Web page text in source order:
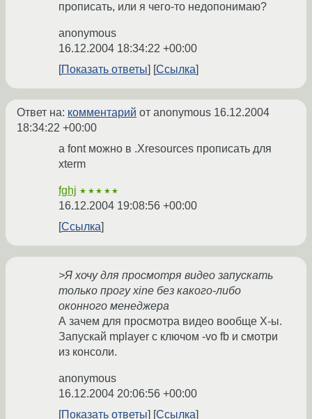
прописать, или я чего-то недопонимаю?
anonymous
16.12.2004 18:34:22 +00:00
Показать ответы
Ссылка
Ответ на: комментарий от anonymous 16.12.2004
18:34:22 +00:00
а font можно в .Xresources прописать для
xterm
fghj ★★★★★
16.12.2004 19:08:56 +00:00
Ссылка
>Я хочу для просмотря видео запускать
только прогу xine без какого-либо
оконного менеджера
А зачем для просмотра видео вообще X-ы.
Запускай mplayer с ключом -vo fb и смотри
из консоли.
anonymous
16.12.2004 20:06:56 +00:00
Показать ответы
Ссылка